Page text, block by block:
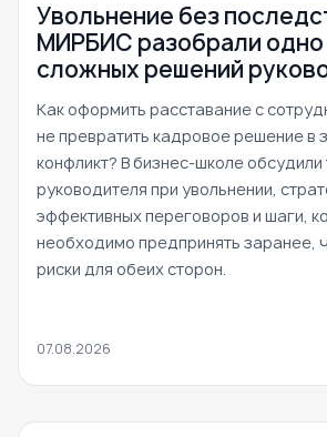
Увольнение без
МИРБИС разобрали одно
сложных решений
Как оформить расставание с
не превратить кадровое решение в
конфликт? В бизнес-школе
руководителя при увольнении,
эффективных переговоров и шаги,
необходимо предпринять заранее,
риски для обеих сторон.
07.08.2026